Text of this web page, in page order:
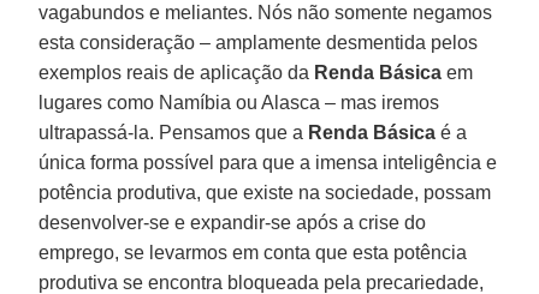
vagabundos e meliantes. Nós não somente negamos
esta consideração – amplamente desmentida pelos
exemplos reais de aplicação da Renda Básica em
lugares como Namíbia ou Alasca – mas iremos
ultrapassá-la. Pensamos que a Renda Básica é a
única forma possível para que a imensa inteligência e
potência produtiva, que existe na sociedade, possam
desenvolver-se e expandir-se após a crise do
emprego, se levarmos em conta que esta potência
produtiva se encontra bloqueada pela precariedade,